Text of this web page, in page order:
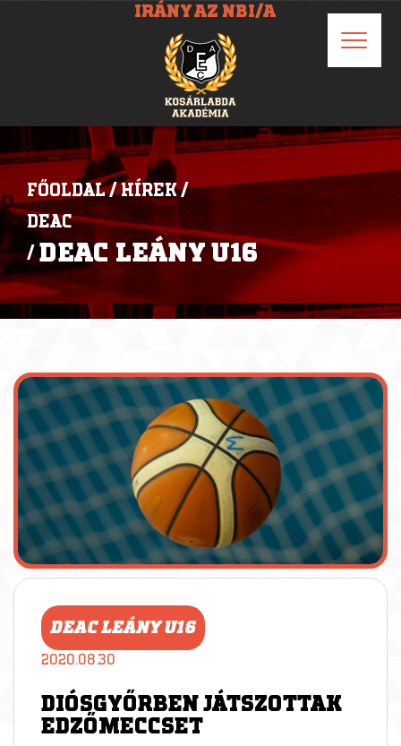
IRÁNY AZ NBI/A
FŐOLDAL / HÍREK /
DEAC
/ DEAC LEÁNY U16
DEAC LEÁNY U16
2020.08.30
DIÓSGYŐRBEN JÁTSZOTTAK
EDZŐMECCSET